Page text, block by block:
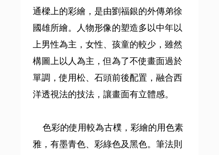
通樑上的彩繪，是由劉福銀的外傳弟徐
國雄所繪。人物形像的塑造多以中年以
上男性為主，女性、孩童的較少，雖然
構圖上以人為主，但為了不使畫面過於
單調，使用松、石頭前後配置，融合西
洋透視法的技法，讓畫面有立體感。
色彩的使用較為古樸，彩繪的用色素
雅，有墨青色、彩綠色及黑色。筆法則